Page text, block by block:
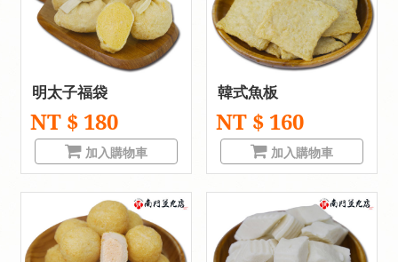
明太子福袋
NT $ 180
加入購物車
韓式魚板
NT $ 160
加入購物車